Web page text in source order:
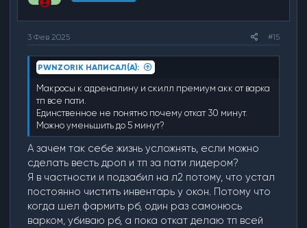
3 Фев 2025 #15
PWNZORIK НАПИСАЛ(А):
Макросы к адреналину и скилл премиум акк от варка
тп все пати.
Единственное не понятно почему откат 30 минут.
Можно уменьшить до 5 минут?
А зачем так себе жизнь усложнять, если можно
сделать весть дроп и тп за пати лидером?
Я в частности и подзабил на л2 потому, что устал
постоянно чистить инвентарь у окон. Потому что
когда шел фармить рб, один раз самонюсь
варком, убиваю рб, а пока откат делаю тп всей